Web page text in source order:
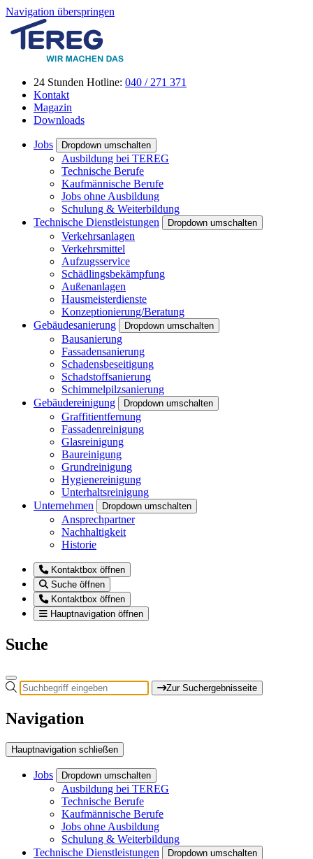
Navigation überspringen
24 Stunden Hotline: 040 / 271 371
Kontakt
Magazin
Downloads
Jobs Dropdown umschalten
Ausbildung bei TEREG
Technische Berufe
Kaufmännische Berufe
Jobs ohne Ausbildung
Schulung & Weiterbildung
Technische Dienstleistungen
Dropdown umschalten
Verkehrsanlagen
Verkehrsmittel
Aufzugsservice
Schädlingsbekämpfung
Außenanlagen
Hausmeisterdienste
Konzeptionierung/Beratung
Gebäudesanierung
Dropdown umschalten
Bausanierung
Fassadensanierung
Schadensbeseitigung
Schadstoffsanierung
Schimmelpilzsanierung
Gebäudereinigung
Dropdown umschalten
Graffitientfernung
Fassadenreinigung
Glasreinigung
Baureinigung
Grundreinigung
Hygienereinigung
Unterhaltsreinigung
Unternehmen
Dropdown umschalten
Ansprechpartner
Nachhaltigkeit
Historie
Kontaktbox öffnen
Suche öffnen
Kontaktbox öffnen
Hauptnavigation öffnen
Suche
Zur Suchergebnisseite
Navigation
Hauptnavigation schließen
Jobs Dropdown umschalten
Ausbildung bei TEREG
Technische Berufe
Kaufmännische Berufe
Jobs ohne Ausbildung
Schulung & Weiterbildung
Technische Dienstleistungen
Dropdown umschalten